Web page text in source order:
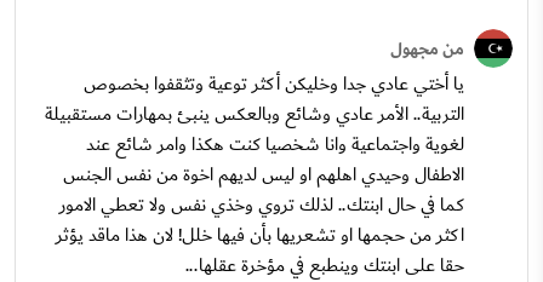
من مجهول
يا أختي عادي جدا وخليكن أكثر توعية وتثقفوا بخصوص
التربية.. الأمر عادي وشائع وبالعكس ينبئ بمهارات مستقبيلة
لغوية واجتماعية وانا شخصيا كنت هكذا وامر شائع عند
الاطفال وحيدي اهلهم او ليس لديهم اخوة من نفس الجنس
كما في حال ابنتك.. لذلك تروي وخذي نفس ولا تعطي الامور
اكثر من حجمها او تشعريها بأن فيها خلل! لان هذا ماقد يؤثر
حقا على ابنتك وينطبع في مؤخرة عقلها...